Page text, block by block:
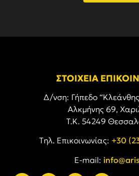
ΣΤΟΙΧΕΙΑ
Δ/νση: Γήπεδο “Κλεάνθης
Αλκμήνης 69,
Τ.Κ. 54249
Tηλ. Επικοινωνίας: +30
E-mail: